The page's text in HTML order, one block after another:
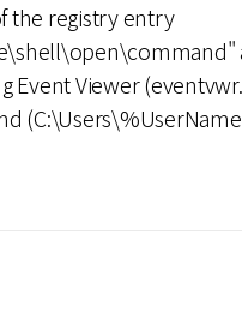
the registry entry
Event Viewer